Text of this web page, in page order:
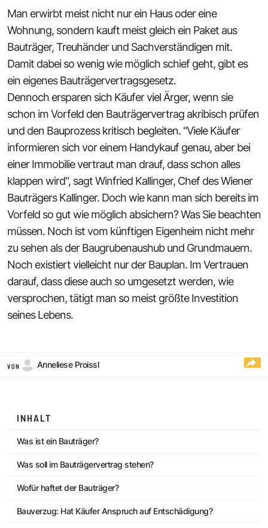
Man erwirbt meist nicht nur ein Haus oder eine
Wohnung, sondern kauft meist gleich ein Paket aus
Bauträger, Treuhänder und Sachverständigen mit.
Damit dabei so wenig wie möglich schief geht, gibt es
ein eigenes Bauträgervertragsgesetz.
Dennoch ersparen sich Käufer viel Ärger, wenn sie
schon im Vorfeld den Bauträgervertrag akribisch prüfen
und den Bauprozess kritisch begleiten. "Viele Käufer
informieren sich vor einem Handykauf genau, aber bei
einer Immobilie vertraut man drauf, dass schon alles
klappen wird", sagt Winfried Kallinger, Chef des Wiener
Bauträgers Kallinger. Doch wie kann man sich bereits im
Vorfeld so gut wie möglich absichern? Was Sie beachten
müssen. Noch ist vom künftigen Eigenheim nicht mehr
zu sehen als der Baugrubenaushub und Grundmauern.
Noch existiert vielleicht nur der Bauplan. Im Vertrauen
darauf, dass diese auch so umgesetzt werden, wie
versprochen, tätigt man so meist größte Investition
seines Lebens.
VON Anneliese Proissl
INHALT
Was ist ein Bauträger?
Was soll im Bauträgervertrag stehen?
Wofür haftet der Bauträger?
Bauverzug: Hat Käufer Anspruch auf Entschädigung?